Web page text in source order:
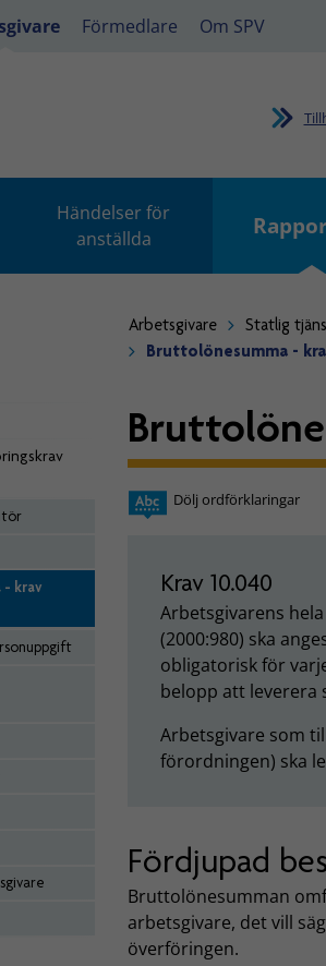
Förmedlare Om SPV
Händelser för
anställda
Arbetsgivare Statlig
Bruttolönesumma -
- krav
Dölj ordförklaringar
Krav 10.040
Arbetsgivarens
(2000:980) ska
obligatorisk för
belopp att leverera
Arbetsgivare som
förordningen) ska
Fördjupad
Bruttolönesumman
arbetsgivare, det vill
överföringen.